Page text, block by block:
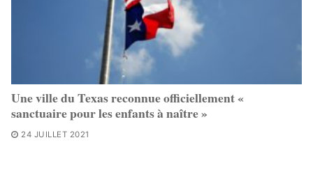
Une ville du Texas reconnue officiellement «
sanctuaire pour les enfants à naître »
24 JUILLET 2021